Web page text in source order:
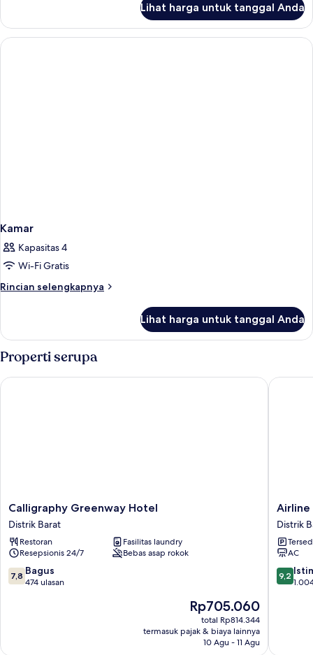
Kamar
Lihat harga untuk tanggal Anda
Kamar
Kapasitas 4
Wi-Fi Gratis
Rincian selengkapnya
Rincian
Kamar
Lihat harga untuk tanggal Anda
Properti serupa
Calligraphy
Greenway
Hotel
Distrik
Barat
Calligraphy Greenway Hotel
Distrik Barat
Restoran
Fasilitas laundry
Resepsionis 24/7
Bebas asap rokok
7.8
dari
7,8 Bagus
474 ulasan
Harga
sekarang
Rp705.060
Rp705.060
total Rp814.344
termasuk pajak & biaya lainnya
10 Agu - 11 Agu
Calligraphy Greenway Hotel
Airline
lnn
Green
Park
Way
Distrik
Barat
Airline
Distrik
AC
9.2
dari
9,2
Airline